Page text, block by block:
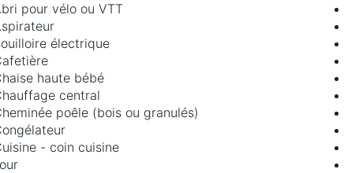
pour vélo ou VTT
électrique
haute bébé
central
poêle (bois ou granulés)
- coin cuisine